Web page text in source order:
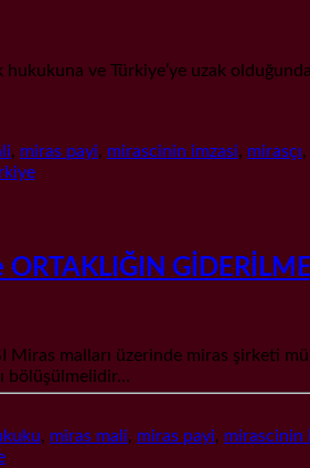
ve Türkiye’ye uzak
, miras payi, mirascinin imzasi, mirasçı,
malları üzerinde miras şirketi
bölüşülmelidir…
, miras mali, miras payi, mirascinin